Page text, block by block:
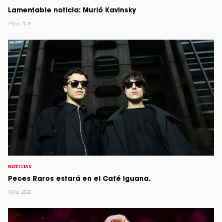
Lamentable noticia: Murió Kavinsky
29 Jul, 2026
NOTICIAS
Peces Raros estará en el Café Iguana.
16 Jul, 2026